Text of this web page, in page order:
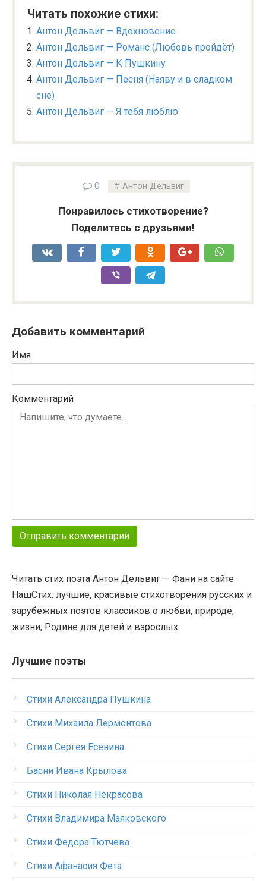
Читать похожие стихи:
Антон Дельвиг — Вдохновение
Антон Дельвиг — Романс (Любовь пройдёт)
Антон Дельвиг — К Пушкину
Антон Дельвиг — Песня (Наяву и в сладком
сне)
Антон Дельвиг — Я тебя люблю
0 Антон Дельвиг
Понравилось стихотворение?
Поделитесь с друзьями!
Добавить комментарий
Имя
Комментарий
Читать стих поэта Антон Дельвиг — Фани на сайте
НашСтих: лучшие, красивые стихотворения русских и
зарубежных поэтов классиков о любви, природе,
жизни, Родине для детей и взрослых.
Лучшие поэты
Стихи Александра Пушкина
Стихи Михаила Лермонтова
Стихи Сергея Есенина
Басни Ивана Крылова
Стихи Николая Некрасова
Стихи Владимира Маяковского
Стихи Федора Тютчева
Стихи Афанасия Фета